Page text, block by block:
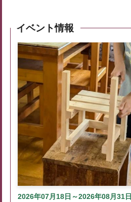
イベント情報
2026年07月18日～2026年08月31日